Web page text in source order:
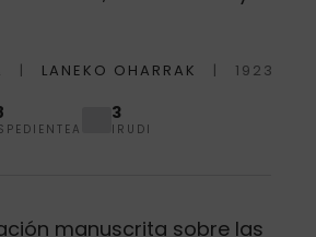
LANEKO OHARRAK 1923
3
IRUDI
manuscrita sobre las